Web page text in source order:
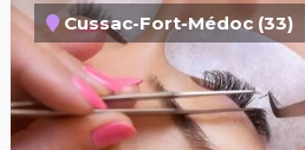
Cussac-Fort-Médoc (33)